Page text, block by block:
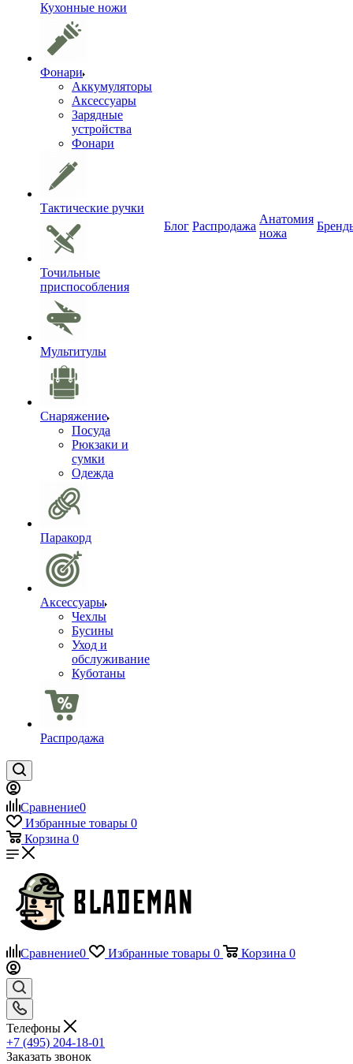
Кухонные ножи
Фонари
Аккумуляторы
Аксессуары
Зарядные
устройства
Фонари
Тактические ручки
Точильные
приспособления
Мультитулы
Снаряжение
Посуда
Рюкзаки и
сумки
Одежда
Паракорд
Аксессуары
Чехлы
Бусины
Уход и
обслуживание
Куботаны
Распродажа
Блог Распродажа
Анатомия
ножа
Сравнение0
Избранные товары 0
Корзина 0
Сравнение0 Избранные товары 0 Корзина 0
Телефоны
+7 (495) 204-18-01
Заказать звонок